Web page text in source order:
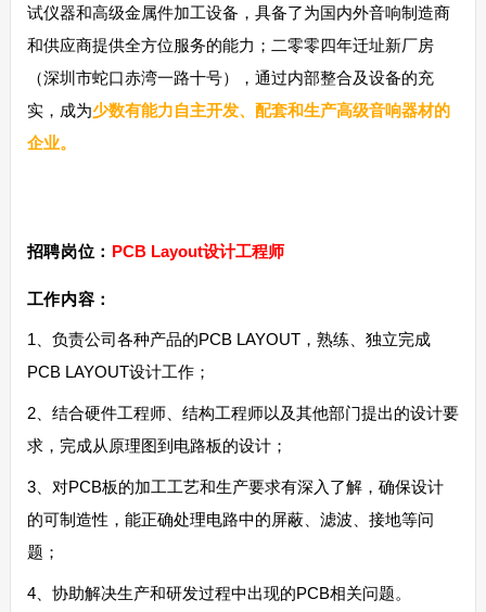
试仪器和高级金属件加工设备，具备了为国内外音响制造商
和供应商提供全方位服务的能力；二零零四年迁址新厂房
（深圳市蛇口赤湾一路十号），通过内部整合及设备的充
实，成为少数有能力自主开发、配套和生产高级音响器材的
企业。
招聘岗位： PCB Layout设计工程师
工作内容：
1、负责公司各种产品的PCB LAYOUT，熟练、独立完成
PCB LAYOUT设计工作；
2、结合硬件工程师、结构工程师以及其他部门提出的设计要
求，完成从原理图到电路板的设计；
3、对PCB板的加工工艺和生产要求有深入了解，确保设计
的可制造性，能正确处理电路中的屏蔽、滤波、接地等问
题；
4、协助解决生产和研发过程中出现的PCB相关问题。